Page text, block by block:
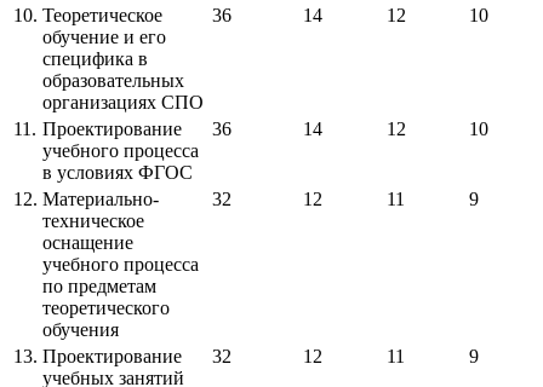
10. Теоретическое
обучение и его
специфика в
образовательных
организациях СПО
36 14 12 10
11. Проектирование
учебного процесса
в условиях ФГОС
36 14 12 10
12. Материально-
техническое
оснащение
учебного процесса
по предметам
теоретического
обучения
32 12 11 9
13. Проектирование
учебных занятий
32 12 11 9